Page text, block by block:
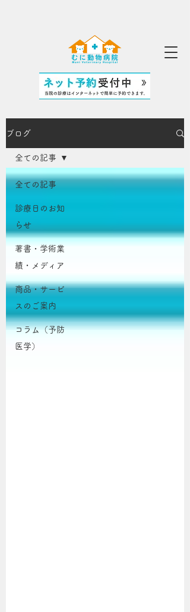
ブログ
全ての記事
診療日のお知
らせ
著書・学術業
績・メディア
商品・サービ
スのご案内
コラム（予防
医学）
全ての記事